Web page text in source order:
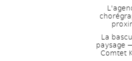
La
paysage
Comtet